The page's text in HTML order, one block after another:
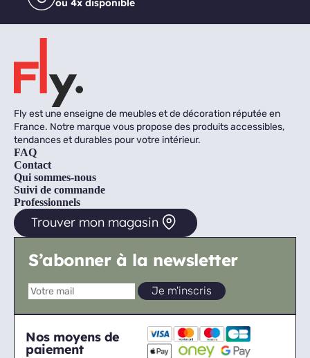
ou 4x disponible
Fly est une enseigne de meubles et de décoration réputée en
France. Notre marque vous propose des produits accessibles,
tendances et durables pour votre intérieur.
FAQ
Contact
Qui sommes-nous
Suivi de commande
Professionnels
Trouver mon magasin
S’abonner à la newsletter
Nos moyens de
paiement